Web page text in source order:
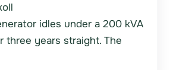
idles under a 200 kVA
three years straight. The